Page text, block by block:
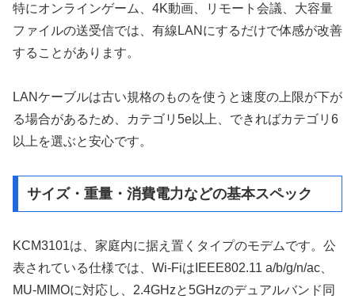
特にオンラインゲーム、4K動画、リモート会議、大容量
ファイルの送受信では、有線LANにするだけで体感が改善
することがあります。
LANケーブルは古い規格のものを使うと速度の上限が下が
る場合があるため、カテゴリ5e以上、できればカテゴリ6
以上を選ぶと安心です。
サイズ・重量・消費電力などの基本スペック
KCM3101は、家庭内に据え置くタイプのモデムです。公
表されている仕様では、Wi-FiはIEEE802.11 a/b/g/n/ac、
MU-MIMOに対応し、2.4GHzと5GHzのデュアルバンド同